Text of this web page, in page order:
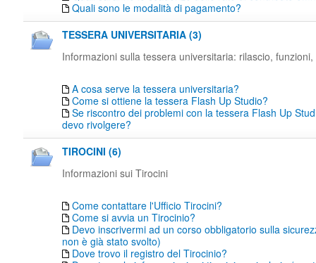
Quali sono le modalità di pagamento?
TESSERA UNIVERSITARIA (3)
Informazioni sulla tessera universitaria: rilascio, funzioni,
A cosa serve la tessera universitaria?
Come si ottiene la tessera Flash Up Studio?
Se riscontro dei problemi con la tessera Flash Up
devo rivolgere?
TIROCINI (6)
Informazioni sui Tirocini
Come contattare l'Ufficio Tirocini?
Come si avvia un Tirocinio?
Devo inscrivermi ad un corso obbligatorio sulla
non è già stato svolto)
Dove trovo il registro del Tirocinio?